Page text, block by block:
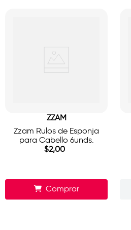
ZZAM
Zzam Rulos de Esponja
para Cabello 6unds.
$2,00
Comprar